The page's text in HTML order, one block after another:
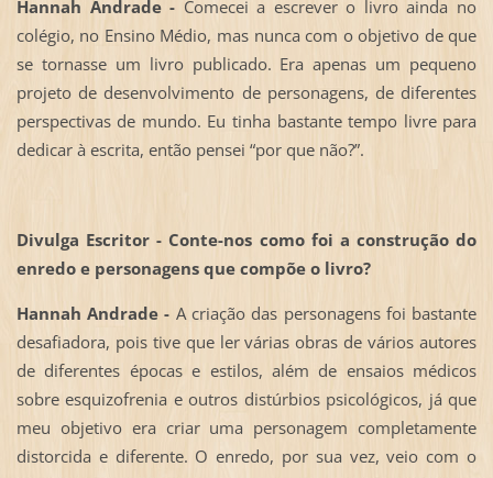
Hannah Andrade - Comecei a escrever o livro ainda no
colégio, no Ensino Médio, mas nunca com o objetivo de que
se tornasse um livro publicado. Era apenas um pequeno
projeto de desenvolvimento de personagens, de diferentes
perspectivas de mundo. Eu tinha bastante tempo livre para
dedicar à escrita, então pensei “por que não?”.
Divulga Escritor - Conte-nos como foi a construção do
enredo e personagens que compõe o livro?
Hannah Andrade - A criação das personagens foi bastante
desafiadora, pois tive que ler várias obras de vários autores
de diferentes épocas e estilos, além de ensaios médicos
sobre esquizofrenia e outros distúrbios psicológicos, já que
meu objetivo era criar uma personagem completamente
distorcida e diferente. O enredo, por sua vez, veio com o